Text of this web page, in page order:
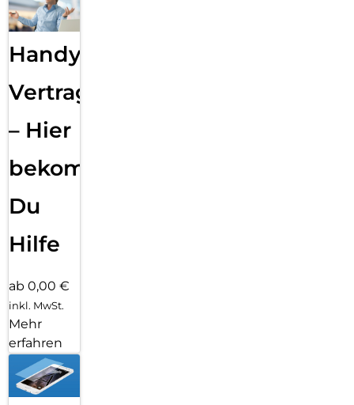
Handy
Vertragsabwicklung
– Hier
bekommst
Du
Hilfe
ab 0,00 €
inkl. MwSt.
Mehr
erfahren